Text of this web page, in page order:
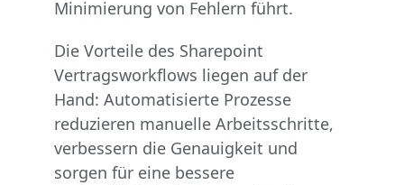
Minimierung von Fehlern führt.
Die Vorteile des Sharepoint
Vertragsworkflows liegen auf der
Hand: Automatisierte Prozesse
reduzieren manuelle Arbeitsschritte,
verbessern die Genauigkeit und
sorgen für eine bessere